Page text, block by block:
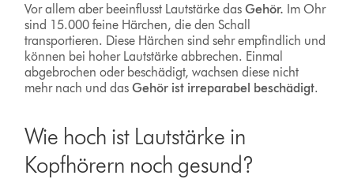
Vor allem aber beeinflusst Lautstärke das Gehör. Im Ohr
sind 15.000 feine Härchen, die den Schall
transportieren. Diese Härchen sind sehr empfindlich und
können bei hoher Lautstärke abbrechen. Einmal
abgebrochen oder beschädigt, wachsen diese nicht
mehr nach und dasGehör ist irreparabel beschädigt.
Wie hoch ist Lautstärke in
Kopfhörern noch gesund?